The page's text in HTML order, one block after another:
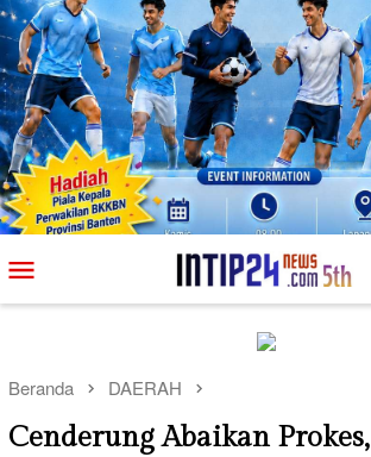
ke
kontenMobile
Beranda DAERAH
Cenderung Abaikan Prokes,